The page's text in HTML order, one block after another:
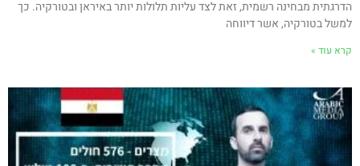
הדרגתית מבחינה רשמית, זאת לצד עליות תלולות יותר באיראן ובטורקיה. כך
למשל בטורקיה, אשר דיווחה
קרא עוד »